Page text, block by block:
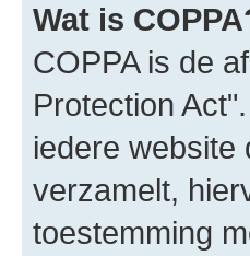
Wat is
COPPA is de
Protection
iedere website
verzamelt,
toestemming